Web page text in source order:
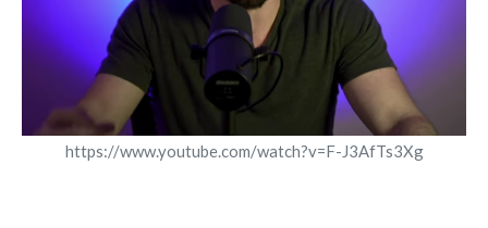
https://www.youtube.com/watch?v=F-J3AfTs3Xg